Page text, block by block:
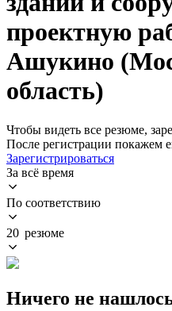
проектную
Ашукино
область)
Чтобы видеть все резюме,
После регистрации покажем
Зарегистрироваться
За всё время
По соответствию
20 резюме
Ничего не